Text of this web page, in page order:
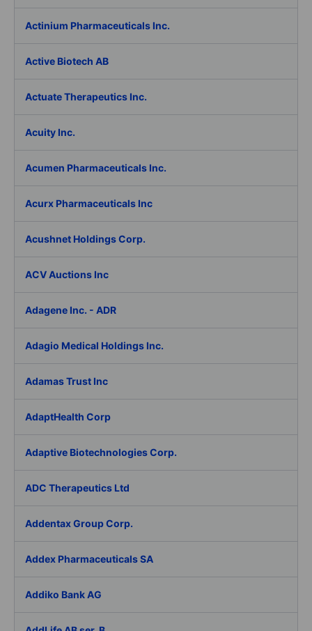
Actinium Pharmaceuticals Inc.
Active Biotech AB
Actuate Therapeutics Inc.
Acuity Inc.
Acumen Pharmaceuticals Inc.
Acurx Pharmaceuticals Inc
Acushnet Holdings Corp.
ACV Auctions Inc
Adagene Inc. - ADR
Adagio Medical Holdings Inc.
Adamas Trust Inc
AdaptHealth Corp
Adaptive Biotechnologies Corp.
ADC Therapeutics Ltd
Addentax Group Corp.
Addex Pharmaceuticals SA
Addiko Bank AG